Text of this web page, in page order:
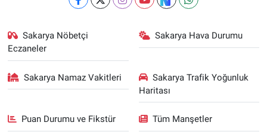
Sakarya Nöbetçi
Eczaneler
Sakarya Hava Durumu
Sakarya Namaz Vakitleri
Sakarya Trafik Yoğunluk
Haritası
Puan Durumu ve Fikstür Tüm Manşetler